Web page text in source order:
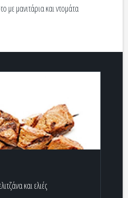
με μανιτάρια και ντομάτα
και ελιές